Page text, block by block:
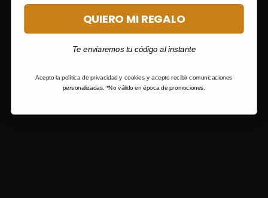
QUIERO MI REGALO
Te enviaremos tu código al instante
Acepto la política de privacidad y cookies y acepto recibir comunicaciones
personalizadas. *No válido en época de promociones.